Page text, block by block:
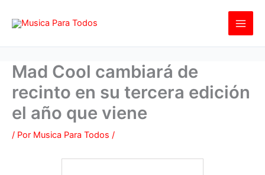
Mad Cool cambiará de
recinto en su tercera edición
el año que viene
/ Por Musica Para Todos /